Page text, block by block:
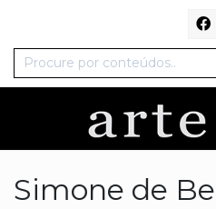
Simone de